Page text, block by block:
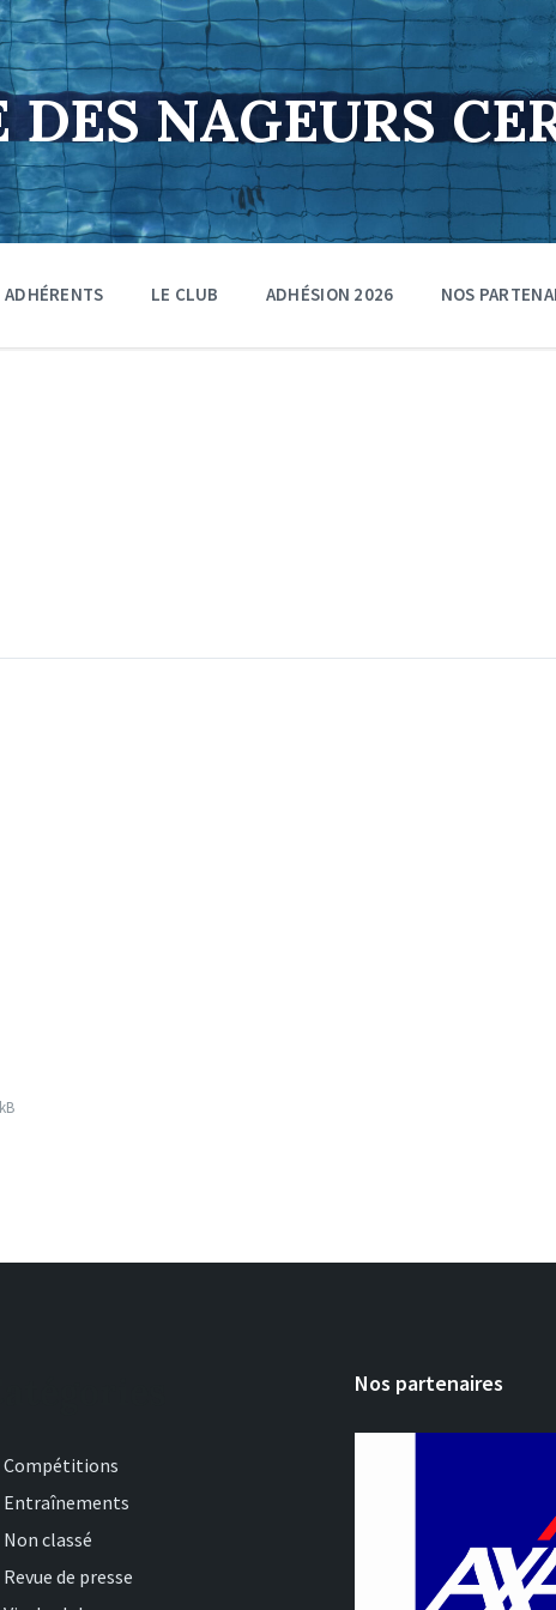
DES NAGEURS
ADHÉRENTS LE CLUB ADHÉSION 2026 NOS
Compétitions
Entraînements
Non classé
Revue de presse
Nos partenaires